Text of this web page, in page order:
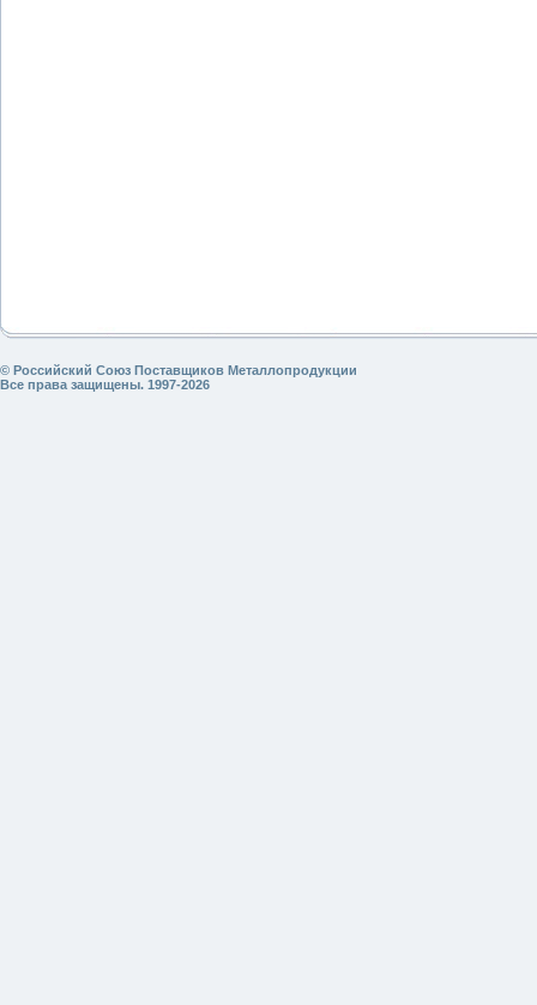
© Российский Союз Поставщиков Металлопродукции
Все права защищены. 1997-2026